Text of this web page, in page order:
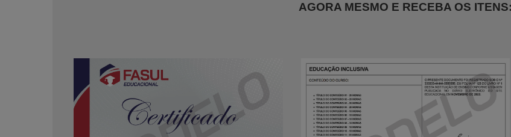
AGORA MESMO E RECEBA OS ITENS: